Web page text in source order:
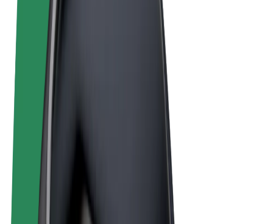
Noteikumi un nosacījumi
Privātuma politika
Sīkdatnes
© 2026 Bolt Technology OÜ
Pakalpojumi
Bolt Market